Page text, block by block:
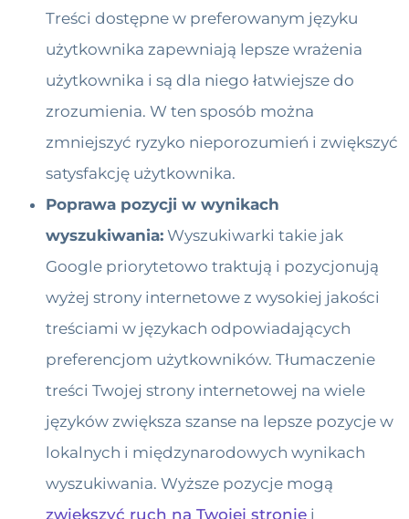
Treści dostępne w preferowanym języku
użytkownika zapewniają lepsze wrażenia
użytkownika i są dla niego łatwiejsze do
zrozumienia. W ten sposób można
zmniejszyć ryzyko nieporozumień i zwiększyć
satysfakcję użytkownika.
Poprawa pozycji w wynikach
wyszukiwania: Wyszukiwarki takie jak
Google priorytetowo traktują i pozycjonują
wyżej strony internetowe z wysokiej jakości
treściami w językach odpowiadających
preferencjom użytkowników. Tłumaczenie
treści Twojej strony internetowej na wiele
języków zwiększa szanse na lepsze pozycje w
lokalnych i międzynarodowych wynikach
wyszukiwania. Wyższe pozycje mogą
zwiększyć ruch na Twojej stronie i